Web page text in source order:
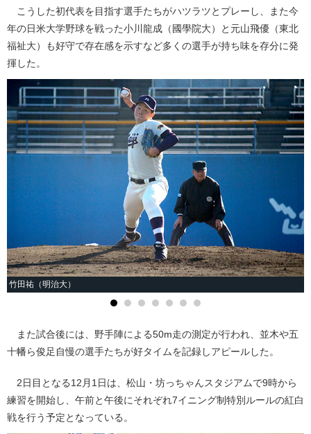
こうした初代表を目指す選手たちがハツラツとプレーし、また今
年の日米大学野球を戦った小川龍成（國學院大）と元山飛優（東北
福祉大）も好守で存在感を示すなど多くの選手が持ち味を存分に発
揮した。
竹田祐（明治大）
また試合後には、野手陣による50m走の測定が行われ、並木や五
十幡ら俊足自慢の選手たちが好タイムを記録しアピールした。
2日目となる12月1日は、松山・坊っちゃんスタジアムで9時から
練習を開始し、午前と午後にそれぞれ7イニング制特別ルールの紅白
戦を行う予定となっている。